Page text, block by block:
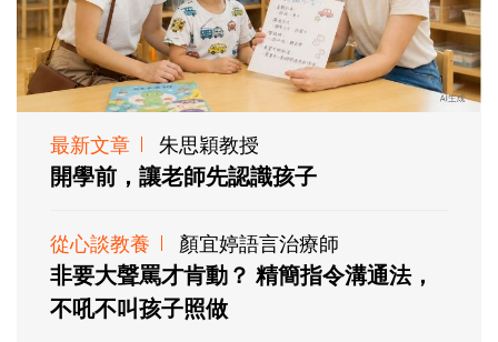
最新文章 朱思穎教授
開學前，讓老師先認識孩子
從心談教養 顏宜婷語言治療師
非要大聲罵才肯動？ 精簡指令溝通法，
不吼不叫孩子照做